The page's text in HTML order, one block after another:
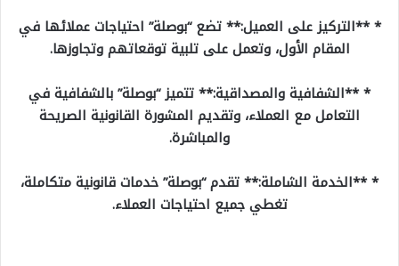
* **التركيز على العميل:** تضع “بوصلة” احتياجات عملائها في
المقام الأول، وتعمل على تلبية توقعاتهم وتجاوزها.
* **الشفافية والمصداقية:** تتميز “بوصلة” بالشفافية في
التعامل مع العملاء، وتقديم المشورة القانونية الصريحة
والمباشرة.
* **الخدمة الشاملة:** تقدم “بوصلة” خدمات قانونية متكاملة،
تغطي جميع احتياجات العملاء.